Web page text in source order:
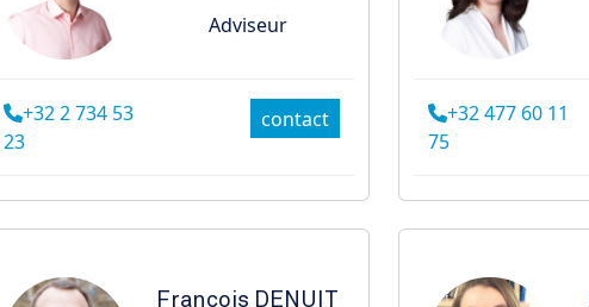
Adviseur
+32 2 734 53
23
contact
+32 477 60 11
75
François DENUIT